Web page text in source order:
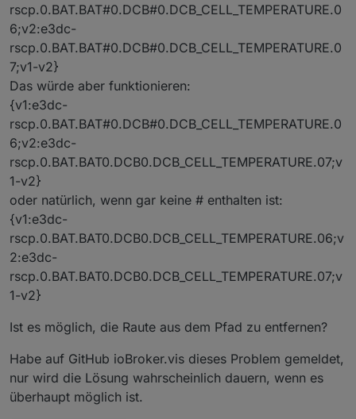
rscp.0.BAT.BAT#0.DCB#0.DCB_CELL_TEMPERATURE.0
6;v2:e3dc-
rscp.0.BAT.BAT#0.DCB#0.DCB_CELL_TEMPERATURE.0
7;v1-v2}
Das würde aber funktionieren:
{v1:e3dc-
rscp.0.BAT.BAT#0.DCB#0.DCB_CELL_TEMPERATURE.0
6;v2:e3dc-
rscp.0.BAT.BAT0.DCB0.DCB_CELL_TEMPERATURE.07;v
1-v2}
oder natürlich, wenn gar keine # enthalten ist:
{v1:e3dc-
rscp.0.BAT.BAT0.DCB0.DCB_CELL_TEMPERATURE.06;v
2:e3dc-
rscp.0.BAT.BAT0.DCB0.DCB_CELL_TEMPERATURE.07;v
1-v2}
Ist es möglich, die Raute aus dem Pfad zu entfernen?
Habe auf GitHub ioBroker.vis dieses Problem gemeldet,
nur wird die Lösung wahrscheinlich dauern, wenn es
überhaupt möglich ist.